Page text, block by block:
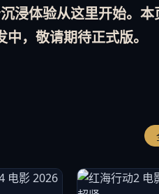
沉浸体验从这里开始。
，敬请期待正式版。